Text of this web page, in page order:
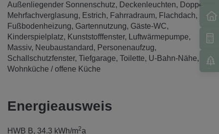
Außenliegender Sonnenschutz Deckenleuchten
Doppel- /
Mehrfachverglasung
Estrich Fahrradraum
Flachdach
Fußbodenheizung Gartennutzung Gäste-WC
Kinderspielplatz
Kunststofffenster
Luftwärmepumpe
Massiv Neubaustandard
Personenaufzug
Schallschutzfenster Tiefgarage Toilette U-Bahn-Nähe
Wohnküche / offene Küche
Energieausweis
HWB B, 34.3 kWh/m2a